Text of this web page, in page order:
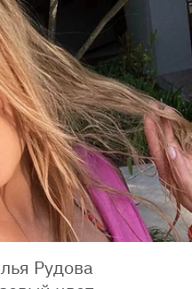
Рудова